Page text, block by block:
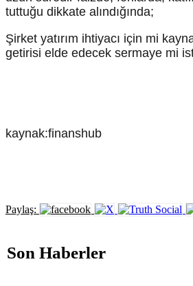
tuttuğu dikkate alındığında;
Şirket yatırım ihtiyacı için mi
getirisi elde edecek sermaye mi
kaynak:finanshub
Paylaş:
Son Haberler